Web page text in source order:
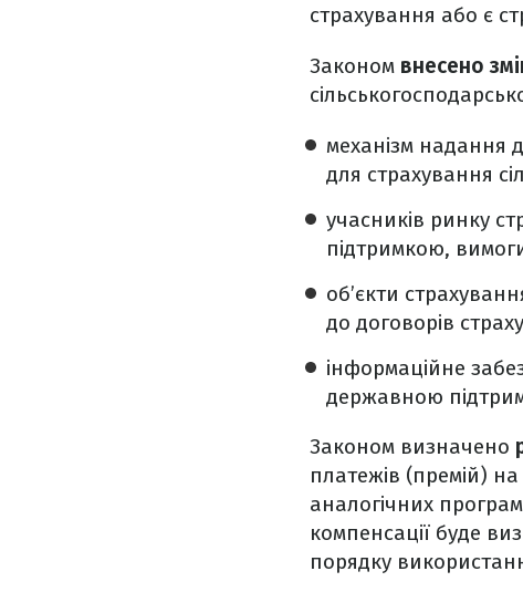
страхування або є
Законом внесено
механізм надання
для страхування
учасників ринку
підтримкою,
об’єкти
до договорів
інформаційне
державною
Законом визначено
платежів (премій)
аналогічних
компенсації буде
порядку